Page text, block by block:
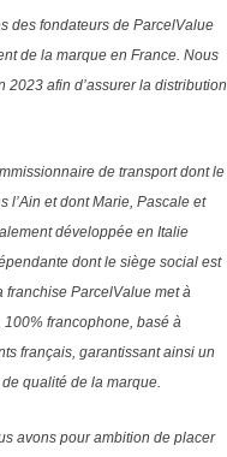
des fondateurs de ParcelValue
de la marque en France. Nous
2023 afin d’assurer la distribution
de transport dont le
l’Ain et dont Marie, Pascale et
développée en Italie
dont le siège social est
ParcelValue met à
100% francophone, basé à
français, garantissant ainsi un
qualité de la marque.
avons pour ambition de placer